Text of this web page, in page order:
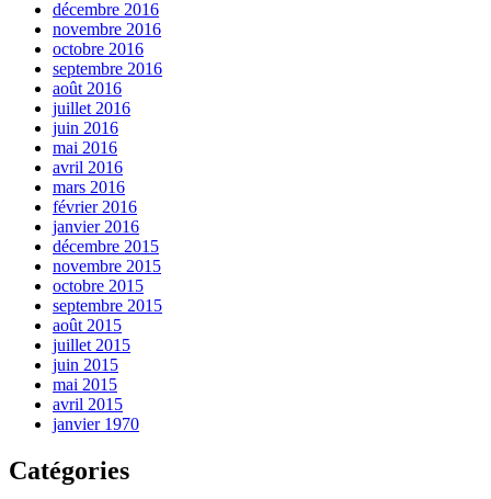
décembre 2016
novembre 2016
octobre 2016
septembre 2016
août 2016
juillet 2016
juin 2016
mai 2016
avril 2016
mars 2016
février 2016
janvier 2016
décembre 2015
novembre 2015
octobre 2015
septembre 2015
août 2015
juillet 2015
juin 2015
mai 2015
avril 2015
janvier 1970
Catégories